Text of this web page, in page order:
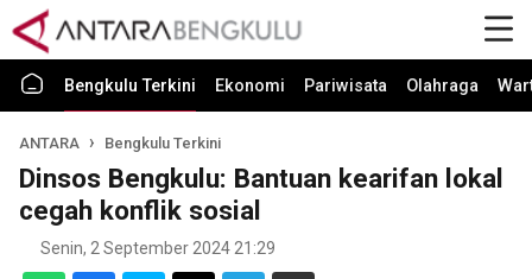
Bengkulu Terkini Ekonomi Pariwisata Olahraga
ANTARA Bengkulu Terkini
Dinsos Bengkulu: Bantuan kearifan lokal
cegah konflik sosial
Senin, 2 September 2024 21:29